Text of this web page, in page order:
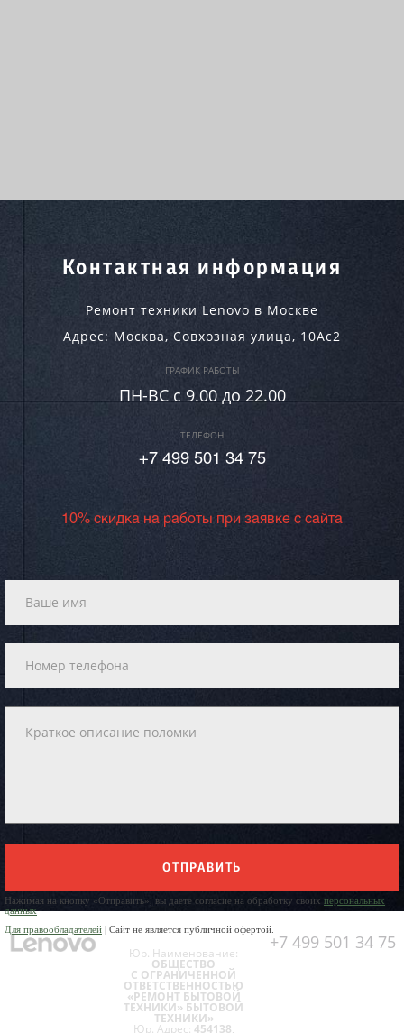
Контактная информация
Ремонт техники Lenovo в Москве
Адрес: Москва, Совхозная улица, 10Ас2
ГРАФИК РАБОТЫ
ПН-ВC c 9.00 до 22.00
ТЕЛЕФОН
+7 499 501 34 75
10% скидка на работы при заявке с сайта
ОТПРАВИТЬ
Нажимая на кнопку «Отправить», вы даете согласие на обработку своих персональных
данных
Для правообладателей | Сайт не является публичной офертой.
+7 499 501 34 75
Юр. Наименование:
ОБЩЕСТВО
С ОГРАНИЧЕННОЙ
ОТВЕТСТВЕННОСТЬЮ
«РЕМОНТ БЫТОВОЙ
ТЕХНИКИ» БЫТОВОЙ
ТЕХНИКИ»
Юр. Адрес: 454138,